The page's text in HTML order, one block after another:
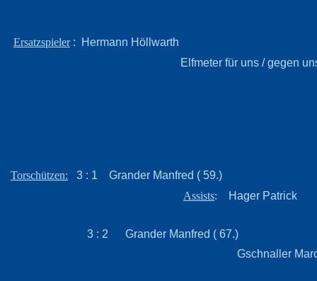
Ersatzspieler: Hermann Höllwarth
Elfmeter für uns / gegen
Torschützen: 3 : 1 Grander Manfred ( 59.)
Assists: Hager Patrick
3 : 2 Grander Manfred ( 67.)
Gschnaller